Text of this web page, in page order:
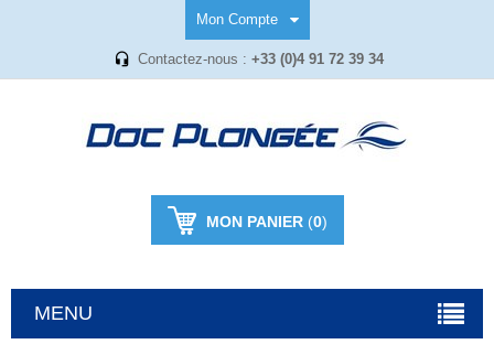
Mon Compte
Contactez-nous : +33 (0)4 91 72 39 34
MON PANIER(0)
MENU